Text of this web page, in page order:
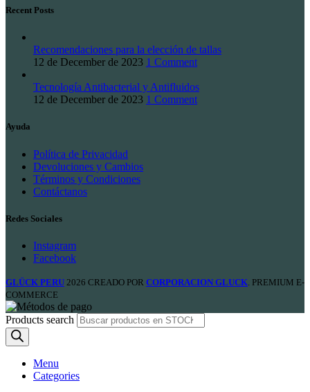
Recent Posts
Recomendaciones para la elección de tallas
12 de December de 2023 1 Comment
Tecnología Antibacterial y Antifluidos
12 de December de 2023 1 Comment
Ayuda
Política de Privacidad
Devoluciones y Cambios
Términos y Condiciones
Contáctanos
Redes Sociales
Instagram
Facebook
GLÜCK PERU 2026 CREADO POR CORPORACION GLUCK . PREMIUM E-
COMMERCE
Products search
Menu
Categories